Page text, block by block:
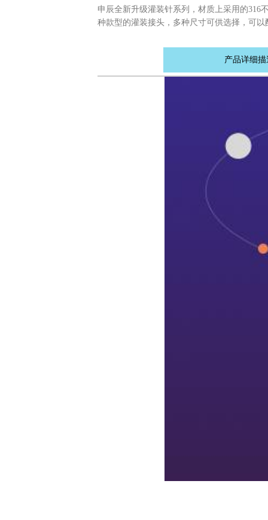
申辰全新升级灌装针系列，材质上采用的316
种款型的灌装接头，多种尺寸可供选择，可
产品详细描